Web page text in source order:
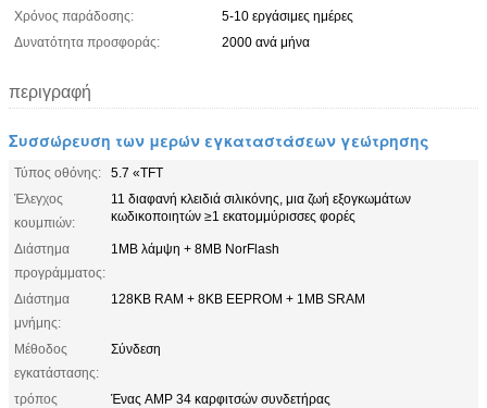
Χρόνος παράδοσης:
5-10 εργάσιμες ημέρες
Δυνατότητα προσφοράς:
2000 ανά μήνα
περιγραφή
Συσσώρευση των μερών εγκαταστάσεων γεώτρησης
Τύπος οθόνης:
5.7 «TFT
Έλεγχος
κουμπιών:
11 διαφανή κλειδιά σιλικόνης, μια ζωή εξογκωμάτων
κωδικοποιητών ≥1 εκατομμύρισσες φορές
Διάστημα
προγράμματος:
1MB λάμψη + 8MB NorFlash
Διάστημα
μνήμης:
128KB RAM + 8KB EEPROM + 1MB SRAM
Μέθοδος
εγκατάστασης:
Σύνδεση
τρόπος
Ένας AMP 34 καρφιτσών συνδετήρας